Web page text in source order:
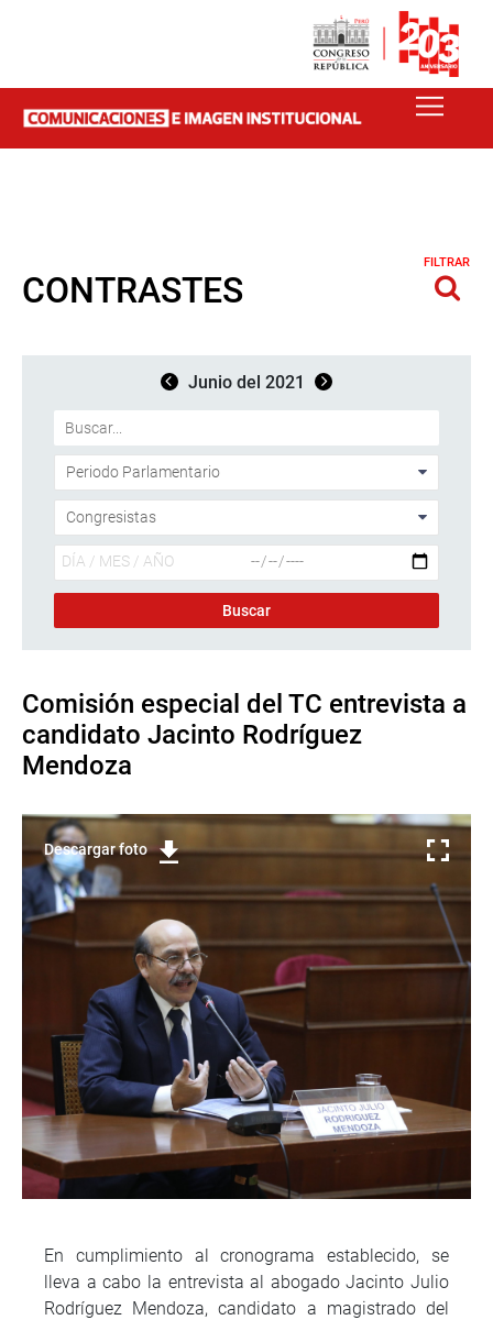
CONTRASTES
FILTRAR
Junio del 2021
Comisión especial del TC entrevista a
candidato Jacinto Rodríguez
Mendoza
Descargar foto
En cumplimiento al cronograma establecido, se
lleva a cabo la entrevista al abogado Jacinto Julio
Rodríguez Mendoza, candidato a magistrado del